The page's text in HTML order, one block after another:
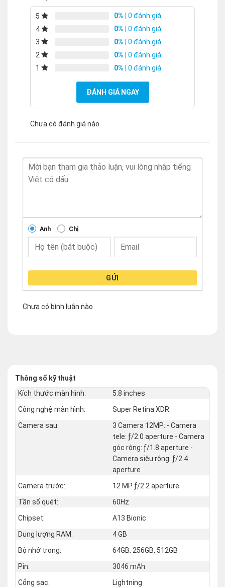
5 0% | 0 đánh giá
4
0% | 0 đánh giá
3
0% | 0 đánh giá
2
0% | 0 đánh giá
1
0% | 0 đánh giá
ĐÁNH GIÁ NGAY
Chưa có đánh giá nào.
Anh Chị
GỬI
Chưa có bình luận nào
Thông số kỹ thuật
Kích thước màn hình:
5.8 inches
Công nghệ màn hình:
Super Retina XDR
Camera sau:
3 Camera 12MP: - Camera
tele: ƒ/2.0 aperture - Camera
góc rộng: ƒ/1.8 aperture -
Camera siêu rộng: ƒ/2.4
aperture
Camera trước:
12 MP ƒ/2.2 aperture
Tần số quét:
60Hz
Chipset:
A13 Bionic
Dung lượng RAM:
4 GB
Bộ nhớ trong:
64GB, 256GB, 512GB
Pin:
3046 mAh
Cổng sạc:
Lightning